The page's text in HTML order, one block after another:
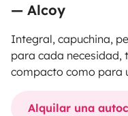
— Alcoy
Integral, capuchina,
para cada necesidad,
compacto como para
Alquilar una